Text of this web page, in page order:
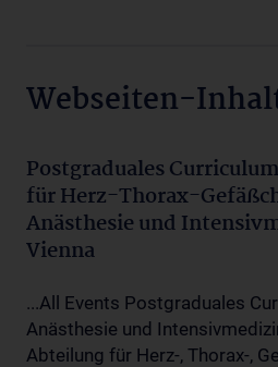
Webseiten-
Postgraduales
für Herz-Thorax-
Anästhesie und
Vienna
...All Events Postgraduales
Anästhesie und
Abteilung für Herz-, Thorax-,